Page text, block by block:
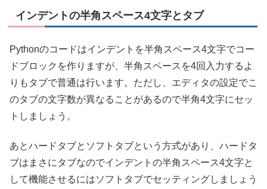
インデントの半角スペース4文字とタブ
Pythonのコードはインデントを半角スペース4文字でコー
ドブロックを作りますが、半角スペースを4回入力するよ
りもタブで普通は行います。ただし、エディタの設定でこ
のタブの文字数が異なることがあるので半角4文字にセッ
トしましょう。
あとハードタブとソフトタブという方式があり、ハードタ
ブはまさにタブなのでインデントの半角スペース4文字と
して機能させるにはソフトタブでセッティングしましょう